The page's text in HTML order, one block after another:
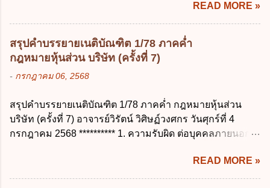
ลบข้อมูลส่วนบุคคล ข. ขอให้ทำลายข้อมูล
ส่วนบุคคล ค. ทำให้ข้อมูลส่วนบุคคลไม่
สามารถระบุถึงตนได้ ง. ถูกทุกข้อ ข้อ 45
เงื่อนไข ในการใช้สิทธิลบข้อมูลส่วนบุคคล ข้อ
ส่วนบุคคลที่ไม่สมบูรณ์ ค. เจ้าของข้อมูลส่วน
บุคคลถอนความยินยอมในการเก็บรวบรวม
ใช้หรือเปิดเผยข้อมูลส่วนบุคคล ง. ข้อมูลส่วน
บุคคลได้ถูกใช้ประมวลผลโดยไม่ชอบด้วย
ปฏิบัติการวิจัย หรือดูงาน ข้อ 12 ข้อใด ไม่ ถูก
ต้องเกี่ยวกับการลาไปช่วยเหลือภริยาที่คลอด
บุตร ก. ต้องเป็นภริยาโดยชอบด้วยกฎหมาย ข.
ลาได้เพียงครั้งเดียว ค. ต้องลาภายใน 90 วัน
นับแต่วันที่คลอดบุตร ง. ลาได้ครั้งหนึ่งติดต่อ
กันไม่เกิน 15 วันทำการ ข้อ 13 สิทธิลากิจส่วน
เกิน 90 วัน ข. ลาต่อเนื่องจากการคลอดบุตรได้
ไม่เกิน 90 วันทำการ ค. ลาได้ไม่เกิน 120 วัน
ง. ลาต่อเนื่องจากการคลอดบุตรได้ไม่เกิน 150
รัฐมนตรี ว่าด้วยการลาของข้าราชการ พ.ศ.
2555 กำหนดให้ข้าราชการที่รับราชการติดต่อ
READ MORE »
สรุปคำบรรยายเนติบัณฑิต 1/78 ภาคค่ำ
กฎหมายหุ้นส่วน บริษัท (ครั้งที่ 7)
- กรกฎาคม 06, 2568
สรุปคำบรรยายเนติบัณฑิต 1/78 ภาคค่ำ กฎหมายหุ้นส่วน
บริษัท (ครั้งที่ 7) อาจารย์วิรัตน์ วิศิษฏ์วงศกร วันศุกร์ที่ 4
กรกฎาคม 2568 ********** 1. ความรับผิด ต่อบุคคลภายนอก
คนใดคนหนึ่งได้จัดทำไปในทางที่เป็น ธรรมดาการค้าขาย
ของห้างหุ้นส่วน ม.1050 , 1025 โดยพิจารณาตามสภาพแห่ง
READ MORE »